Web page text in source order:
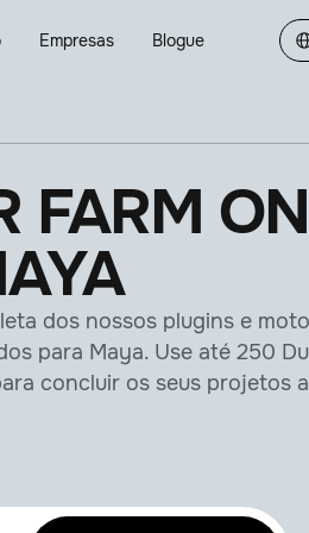
Empresas Blogue
FARM
dos nossos plugins e
para Maya. Use até 250
concluir os seus projetos